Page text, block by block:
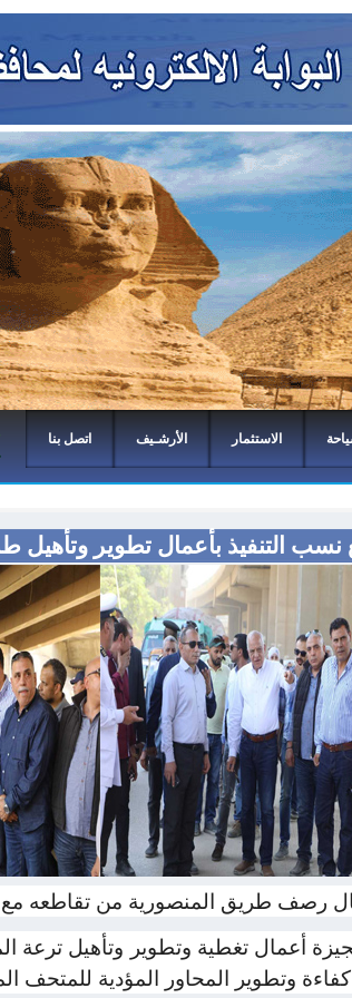
الاستثمار الأرشـيف اتصل بنا
نسب التنفيذ بأعمال تطوير
رصف طريق المنصورية من تقاطعه
أعمال تغطية وتطوير وتأهيل
وتطوير المحاور المؤدية للمتحف